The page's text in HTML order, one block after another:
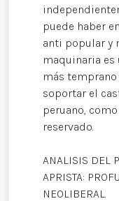
puede haber
anti popular y
maquinaria es
más
soportar el
peruano,
reservado.
ANALISIS DEL
APRISTA:
NEOLIBERAL.